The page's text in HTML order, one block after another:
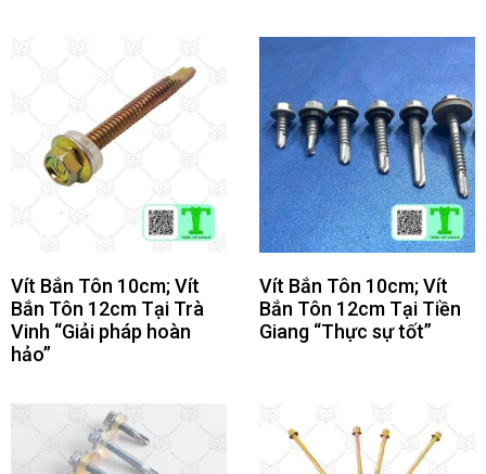
Vít Bắn Tôn 10cm; Vít
Bắn Tôn 12cm Tại Trà
Vinh “Giải pháp hoàn
hảo”
Vít Bắn Tôn 10cm; Vít
Bắn Tôn 12cm Tại Tiền
Giang “Thực sự tốt”